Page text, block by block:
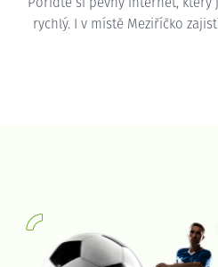
Pořiďte si pevný internet, který
rychlý. I v místě Meziříčko